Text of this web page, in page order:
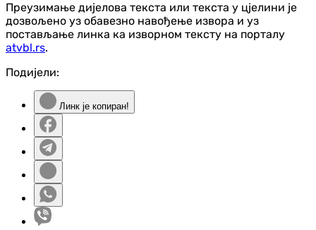
Преузимање дијелова текста или текста у цјелини је
дозвољено уз обавезно навођење извора и уз
постављање линка ка изворном тексту на порталу
atvbl.rs.
Подијели:
Линк је копиран!